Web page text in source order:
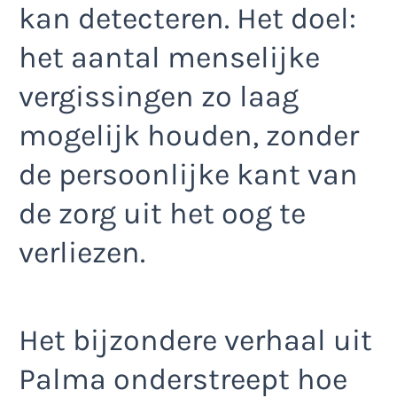
kan detecteren. Het doel:
het aantal menselijke
vergissingen zo laag
mogelijk houden, zonder
de persoonlijke kant van
de zorg uit het oog te
verliezen.
Het bijzondere verhaal uit
Palma onderstreept hoe